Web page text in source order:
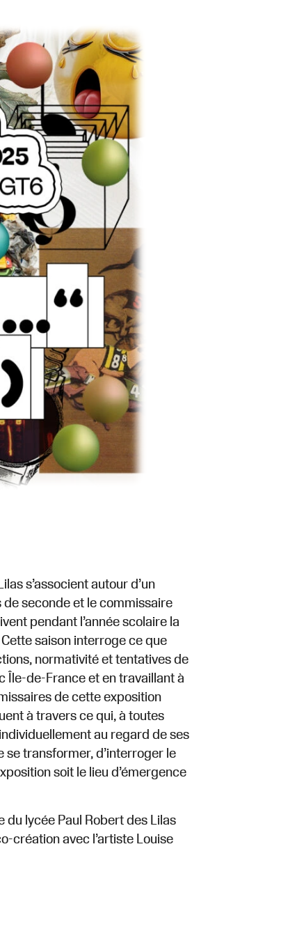
s’associent autour d’un
seconde et le commissaire
pendant l’année scolaire la
saison interroge ce que
normativité et tentatives de
Île-de-France et en travaillant à
de cette exposition
à travers ce qui, à toutes
au regard de ses
transformer, d’interroger le
soit le lieu d’émergence
lycée Paul Robert des Lilas
création avec l’artiste Louise